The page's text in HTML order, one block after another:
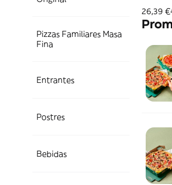
Pizzas Familiares Masa
Fina
Entrantes
Postres
Bebidas
26,39 €